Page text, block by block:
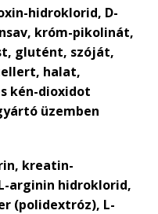
hidroklorid, D-
króm-pikolinát,
glutént, szóját,
halat,
kén-dioxidot
üzemben
kreatin-
arginin hidroklorid,
(polidextróz), L-